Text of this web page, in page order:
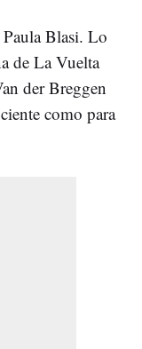
Paula Blasi. Lo
de La Vuelta
der Breggen
como para